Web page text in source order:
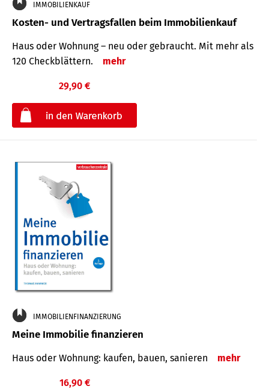
IMMOBILIENKAUF
Kosten- und Vertragsfallen beim Immobilienkauf
Haus oder Wohnung – neu oder gebraucht. Mit mehr als
120 Check­blättern.
mehr
29,90 €
IMMOBILIENFINANZIERUNG
Meine Immobilie finanzieren
Haus oder Wohnung: kaufen, bauen, sanieren mehr
16,90 €